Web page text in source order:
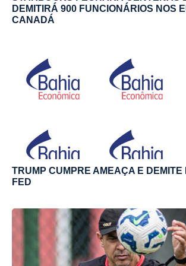
DEMITIRÁ 900 FUNCIONÁRIOS NOS
CANADÁ
TRUMP CUMPRE AMEAÇA E DEMITE
FED